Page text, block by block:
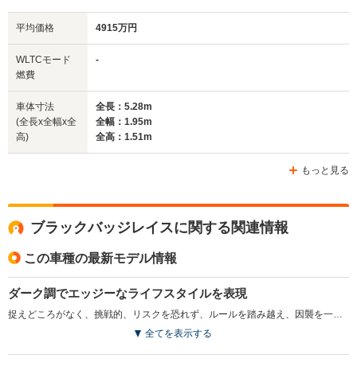
サイズ
(全長x全幅x全高)
WLTCモード
燃費
排気量
駆動方式
6749cc
FR 4WD
6592cc
FR
平均価格 4915万円
WLTCモード
燃費
-
車体寸法
(全長x全幅x全
高)
全長：5.28m
全幅：1.95m
全高：1.51m
もっと見る
ブラックバッジレイスに関する関連情報
この車種の最新モデル情報
ダーク調でエッジーなライフスタイルを表現
捉えどころがなく、挑戦的、リスクを恐れず、ルールを踏み越え、因襲を一笑に付すような世間の常識からはみ出した人にアピールする、ロールス・ロイスブランドの一面を表現したモデルが、ブラックバッジシリーズ。一段とダークで、一段と独断的、一段と大きな自信をにじませ、一段と押しの強さが表現されている。室内も航空宇宙技術グレードのアルミニウム合金製糸の織物とカーボンファイバーからなる、コンポジット材サーフェスを使用。ステルス機の機体表面にも使用される素材にあたる。エンジンは、最高出力632ps／最大トルク870N・mを発生する、6.6L V12ツインターボ。8速ATとの組み合わせにより、0-100km/h加速4.5秒を実現する。（2019.11）
全てを表示する